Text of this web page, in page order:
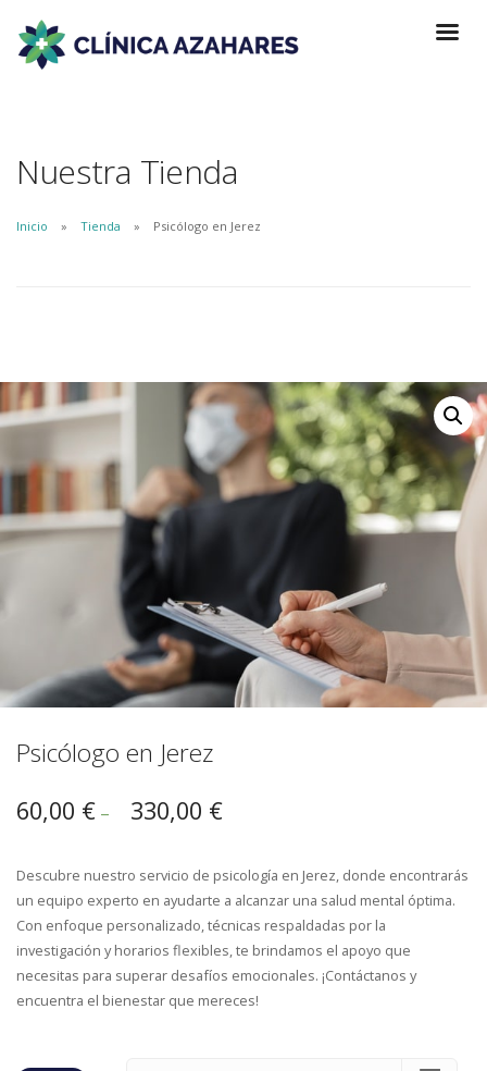
Nuestra Tienda
Inicio Tienda Psicólogo en Jerez
Psicólogo en Jerez
60,00 € – 330,00 €
Descubre nuestro servicio de psicología en Jerez, donde encontrarás
un equipo experto en ayudarte a alcanzar una salud mental óptima.
Con enfoque personalizado, técnicas respaldadas por la
investigación y horarios flexibles, te brindamos el apoyo que
necesitas para superar desafíos emocionales. ¡Contáctanos y
encuentra el bienestar que mereces!